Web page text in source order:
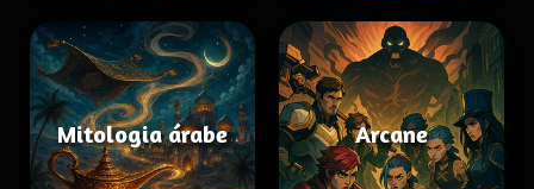
Mitologia árabe Arcane